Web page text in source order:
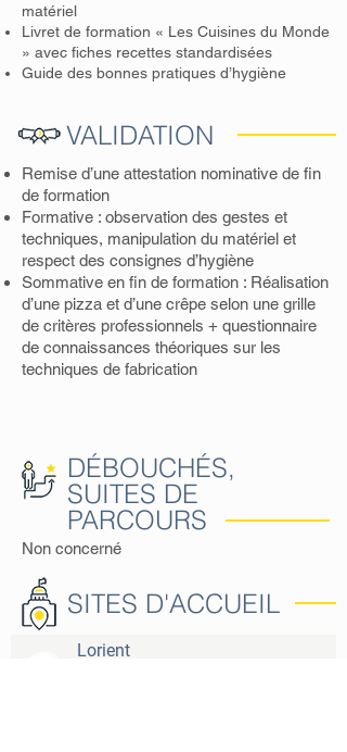
matériel
Livret de formation « Les Cuisines du Monde
» avec fiches recettes standardisées
Guide des bonnes pratiques d’hygiène
VALIDATION
Remise d’une attestation nominative de fin
de formation
Formative : observation des gestes et
techniques, manipulation du matériel et
respect des consignes d’hygiène
Sommative en fin de formation : Réalisation
d’une pizza et d’une crêpe selon une grille
de critères professionnels + questionnaire
de connaissances théoriques sur les
techniques de fabrication
DÉBOUCHÉS,
SUITES DE
PARCOURS
Non concerné
SITES D'ACCUEIL
Lorient